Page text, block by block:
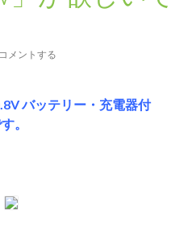
コメントする
バッテリー・充電器付
。